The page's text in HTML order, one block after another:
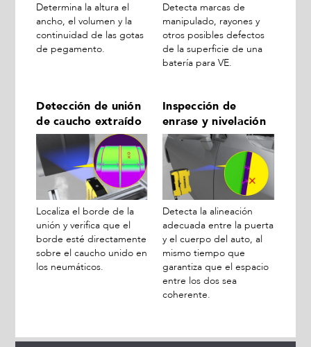
Determina la altura el
ancho, el volumen y la
continuidad de las gotas
de pegamento.
Detecta marcas de
manipulado, rayones y
otros posibles defectos
de la superficie de una
batería para VE.
Detección de unión
de caucho extraído
Localiza el borde de la
unión y verifica que el
borde esté directamente
sobre el caucho unido en
los neumáticos.
Inspección de
enrase y nivelación
Detecta la alineación
adecuada entre la puerta
y el cuerpo del auto, al
mismo tiempo que
garantiza que el espacio
entre los dos sea
coherente.